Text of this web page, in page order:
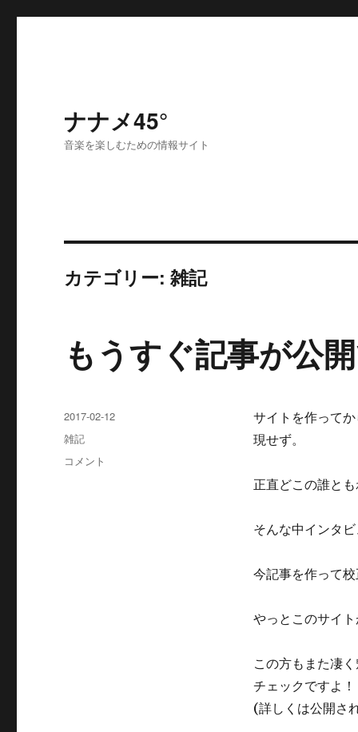
ナナメ45°
音楽を楽しむための情報サイト
カテゴリー: 雑記
もうすぐ記事が公
サイトを作って
現せず。
正直どこの誰と
そんな中インタ
今記事を作って校
やっとこのサイト
この方もまた凄
チェックですよ！
(詳しくは公開さ
投
稿
日:
2017-02-12
カ
ゴ
雑記
も
コメント